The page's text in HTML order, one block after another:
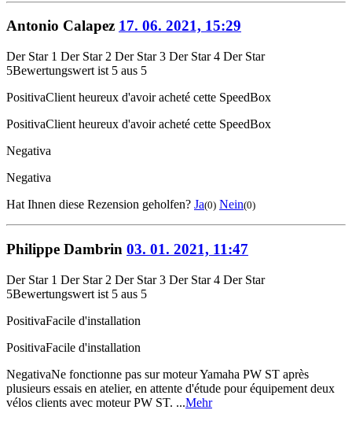
Antonio Calapez 17. 06. 2021, 15:29
Der Star 1 Der Star 2 Der Star 3 Der Star 4 Der Star
5Bewertungswert ist 5 aus 5
PositivaClient heureux d'avoir acheté cette SpeedBox
PositivaClient heureux d'avoir acheté cette SpeedBox
Negativa
Negativa
Hat Ihnen diese Rezension geholfen? Ja(0) Nein(0)
Philippe Dambrin 03. 01. 2021, 11:47
Der Star 1 Der Star 2 Der Star 3 Der Star 4 Der Star
5Bewertungswert ist 5 aus 5
PositivaFacile d'installation
PositivaFacile d'installation
NegativaNe fonctionne pas sur moteur Yamaha PW ST après
plusieurs essais en atelier, en attente d'étude pour équipement deux
vélos clients avec moteur PW ST. ...Mehr